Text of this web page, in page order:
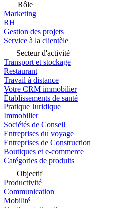
Rôle
Marketing
RH
Gestion des projets
Service à la clientèle
Secteur d'activité
Transport et stockage
Restaurant
Travail à distance
Votre CRM immobilier
Établissements de santé
Pratique Juridique
Immobilier
Sociétés de Conseil
Entreprises du voyage
Entreprises de Construction
Boutiques et e-commerce
Catégories de produits
Objectif
Productivité
Communication
Mobilité